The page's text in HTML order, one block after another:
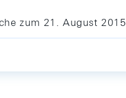
zum 21. August 2015